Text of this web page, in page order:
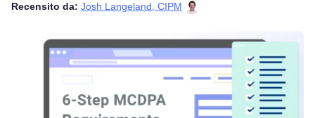
Recensito da: Josh Langeland, CIPM